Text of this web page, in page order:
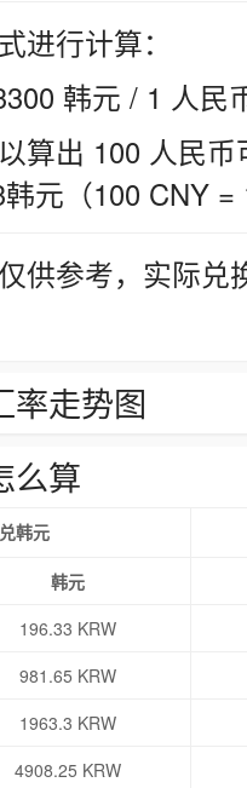
进行计算：
韩元 / 1 人民
算出 100 人民
元（100 CNY =
供参考，实际
率走势图
么算
韩元
韩元
196.33 KRW
981.65 KRW
1963.3 KRW
4908.25 KRW